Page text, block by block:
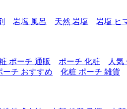
岩塩 風呂 天然 岩塩 岩塩 ヒ
ポーチ 通販 ポーチ 化粧 人気
ーチ おすすめ 化粧 ポーチ 雑貨